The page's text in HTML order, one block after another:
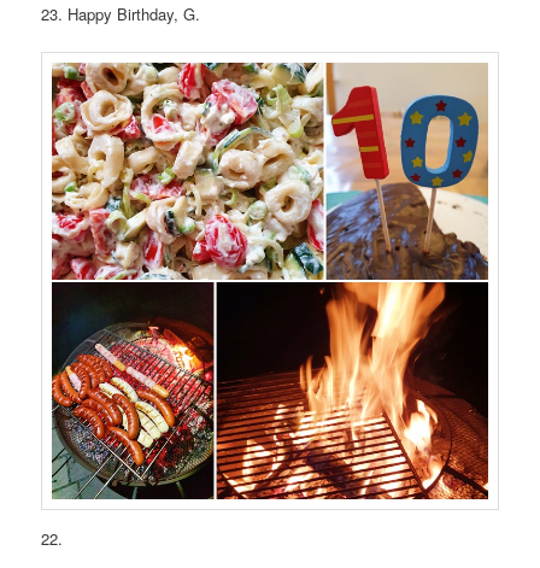
23. Happy Birthday, G.
22.